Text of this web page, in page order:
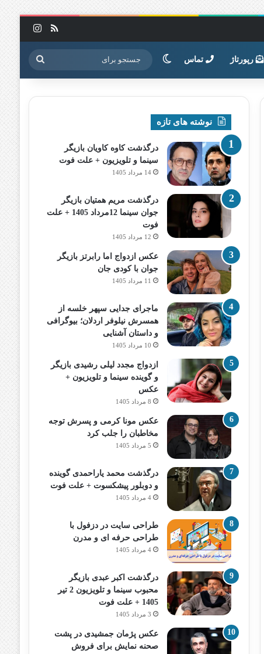
خوراک
رپورتاژ تماس تغییر پوسته جستجو
برای
نوشته های تازه
درگذشت کاوه کاویان بازیگر
سینما و تلویزیون + علت فوت
14 مرداد 1405
درگذشت مریم همتیان بازیگر
جوان سینما 12مرداد 1405 + علت
فوت
12 مرداد 1405
عکس ازدواج اما رابرتز بازیگر
جوان با کودی جان
11 مرداد 1405
ماجرای جدایی سپهر خلسه از
همسرش نیلوفر اردلان؛ بیوگرافی
و داستان آشنایی
10 مرداد 1405
ازدواج مجدد لیلی رشیدی بازیگر
و گوینده سینما و تلویزیون +
عکس
8 مرداد 1405
عکس مونا کرمی و پسرش توجه
مخاطبان را جلب کرد
5 مرداد 1405
درگذشت محمد یاراحمدی گوینده
و دوبلور پیشکسوت + علت فوت
4 مرداد 1405
طراحی سایت در دزفول با
طراحی حرفه‌ ای و مدرن
4 مرداد 1405
درگذشت اکبر عبدی بازیگر
محبوب سینما و تلویزیون 2 تیر
1405 + علت فوت
3 مرداد 1405
عکس پژمان جمشیدی در پشت
صحنه نمایش برای فروش